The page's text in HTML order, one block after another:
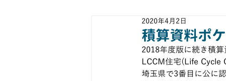
リノベーション
実験 素材・建材
積算資料ポ
2020年4月2日
2018年度版に続き積
LCCM住宅(Life Cycle
埼玉県で3番目に公に